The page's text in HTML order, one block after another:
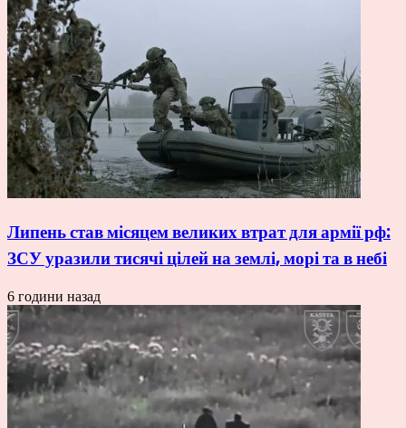
Липень став місяцем великих втрат для армії рф:
ЗСУ уразили тисячі цілей на землі, морі та в небі
6 години назад